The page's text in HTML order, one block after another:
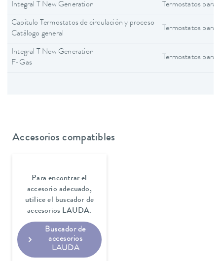
Integral T New Generation Termostatos para
Capítulo Termostatos de circulación y proceso
Catálogo general
Termostatos para
Integral T New Generation
F-Gas
Termostatos para
Accesorios compatibles
Para encontrar el
accesorio adecuado,
utilice el buscador de
accesorios LAUDA.
Buscador de
accesorios
LAUDA